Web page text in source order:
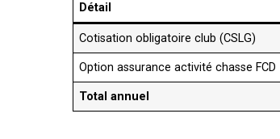
Détail
Cotisation obligatoire club (CSLG)
Option assurance activité chasse FCD
Total annuel